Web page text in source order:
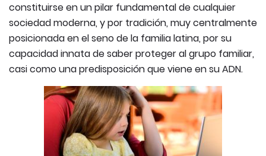
constituirse en un pilar fundamental de cualquier
sociedad moderna, y por tradición, muy centralmente
posicionada en el seno de la familia latina, por su
capacidad innata de saber proteger al grupo familiar,
casi como una predisposición que viene en su ADN.